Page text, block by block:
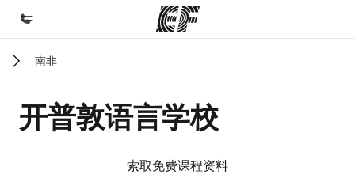
欢迎来到英孚教育
课程
南非
开普敦语言学校
索取免费课程资料